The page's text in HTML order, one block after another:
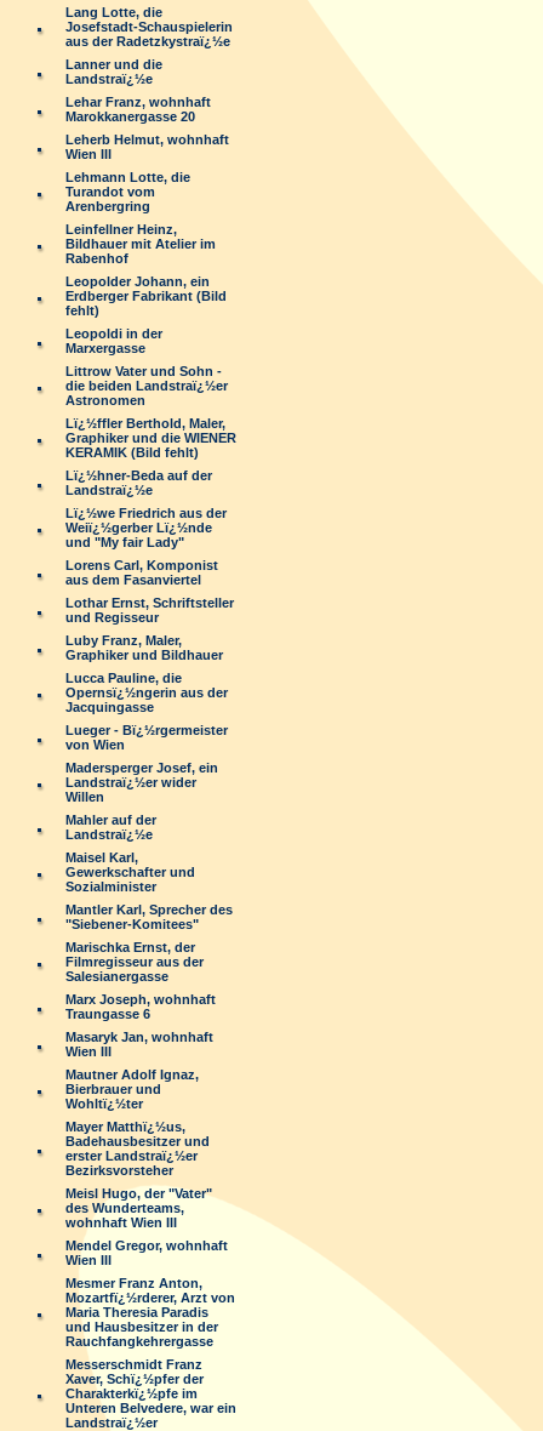
Lang Lotte, die
Josefstadt-Schauspielerin
aus der Radetzkystraï¿½e
Lanner und die
Landstraï¿½e
Lehar Franz, wohnhaft
Marokkanergasse 20
Leherb Helmut, wohnhaft
Wien III
Lehmann Lotte, die
Turandot vom
Arenbergring
Leinfellner Heinz,
Bildhauer mit Atelier im
Rabenhof
Leopolder Johann, ein
Erdberger Fabrikant (Bild
fehlt)
Leopoldi in der
Marxergasse
Littrow Vater und Sohn -
die beiden Landstraï¿½er
Astronomen
Lï¿½ffler Berthold, Maler,
Graphiker und die WIENER
KERAMIK (Bild fehlt)
Lï¿½hner-Beda auf der
Landstraï¿½e
Lï¿½we Friedrich aus der
Weiï¿½gerber Lï¿½nde
und "My fair Lady"
Lorens Carl, Komponist
aus dem Fasanviertel
Lothar Ernst, Schriftsteller
und Regisseur
Luby Franz, Maler,
Graphiker und Bildhauer
Lucca Pauline, die
Opernsï¿½ngerin aus der
Jacquingasse
Lueger - Bï¿½rgermeister
von Wien
Madersperger Josef, ein
Landstraï¿½er wider
Willen
Mahler auf der
Landstraï¿½e
Maisel Karl,
Gewerkschafter und
Sozialminister
Mantler Karl, Sprecher des
"Siebener-Komitees"
Marischka Ernst, der
Filmregisseur aus der
Salesianergasse
Marx Joseph, wohnhaft
Traungasse 6
Masaryk Jan, wohnhaft
Wien III
Mautner Adolf Ignaz,
Bierbrauer und
Wohltï¿½ter
Mayer Matthï¿½us,
Badehausbesitzer und
erster Landstraï¿½er
Bezirksvorsteher
Meisl Hugo, der "Vater"
des Wunderteams,
wohnhaft Wien III
Mendel Gregor, wohnhaft
Wien III
Mesmer Franz Anton,
Mozartfï¿½rderer, Arzt von
Maria Theresia Paradis
und Hausbesitzer in der
Rauchfangkehrergasse
Messerschmidt Franz
Xaver, Schï¿½pfer der
Charakterkï¿½pfe im
Unteren Belvedere, war ein
Landstraï¿½er